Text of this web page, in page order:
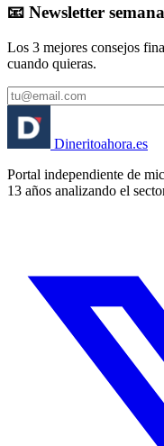
📧 Newsletter
Los 3 mejores consejos
cuando quieras.
Dineritoahora.es
Portal independiente de
13 años analizando el